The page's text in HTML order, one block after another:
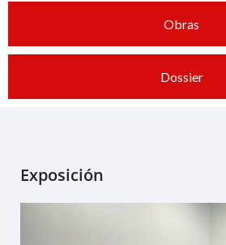
Obras
Dossier
Exposición